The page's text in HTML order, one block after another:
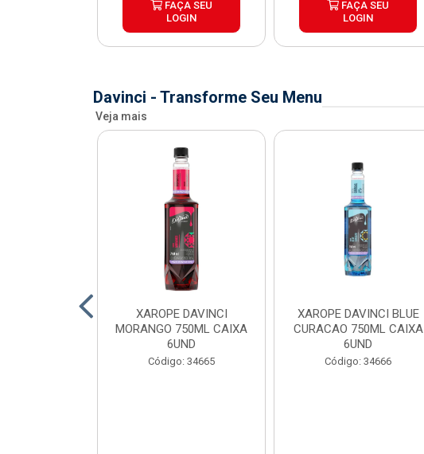
FAÇA SEU
LOGIN
FAÇA SEU
LOGIN
Davinci - Transforme Seu Menu
Veja mais
XAROPE DAVINCI
MORANGO 750ML CAIXA
6UND
Código: 34665
XAROPE DAVINCI BLUE
CURACAO 750ML CAIXA
6UND
Código: 34666